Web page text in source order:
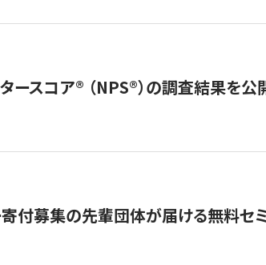
ースコア®︎ （NPS®︎）の調査結果を公
寄付募集の先輩団体が届ける無料セ